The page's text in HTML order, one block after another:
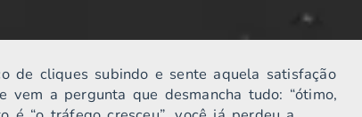
de cliques subindo e sente aquela satisfação
a pergunta que desmancha tudo: “ótimo,